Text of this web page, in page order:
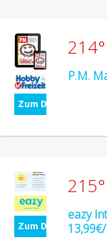
Zum Deal
214°
P.M.
Zum Deal
215°
eazy